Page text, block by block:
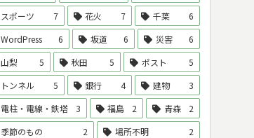
スポーツ
7 花火 7 千葉
6
WordPress
6 坂道 6 災害
6
山梨
5 秋田 5 ポスト
5
トンネル
5 銀行 4 建物
3
電柱・電線・鉄塔
3 福島 2 青森
2
季節のもの
2 場所不明 2